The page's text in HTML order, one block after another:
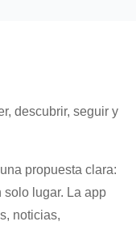
descubrir, seguir y
propuesta clara:
solo lugar. La app
noticias,